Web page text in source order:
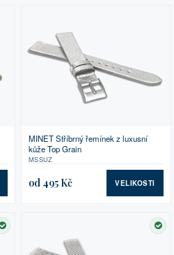
MINET Stříbrný řemínek z luxusní
kůže Top Grain
MSSUZ
od 495 Kč VELIKOSTI
SKLADEM